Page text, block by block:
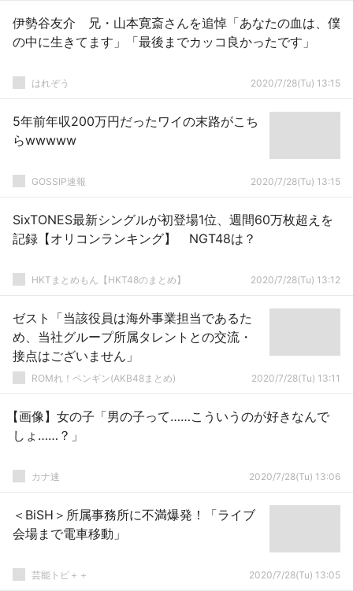
伊勢谷友介 兄・山本寛斎さんを追悼「あなたの血は、僕
の中に生きてます」「最後までカッコ良かったです」
はれぞう 2020/7/28(Tu) 13:15
5年前年収200万円だったワイの末路がこち
らwwwww
GOSSIP速報 2020/7/28(Tu) 13:15
SixTONES最新シングルが初登場1位、週間60万枚超えを
記録【オリコンランキング】 NGT48は？
HKTまとめもん【HKT48のまとめ】 2020/7/28(Tu) 13:12
ゼスト「当該役員は海外事業担当であるた
め、当社グループ所属タレントとの交流・
接点はございません」
ROMれ！ペンギン(AKB48まとめ) 2020/7/28(Tu) 13:11
【画像】女の子「男の子って……こういうのが好きなんで
しょ……？」
カナ速 2020/7/28(Tu) 13:06
＜BiSH＞所属事務所に不満爆発！「ライブ
会場まで電車移動」
芸能トピ＋＋ 2020/7/28(Tu) 13:05